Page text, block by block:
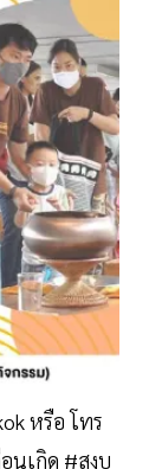
หรือ โทร
นเกิด #สงบ